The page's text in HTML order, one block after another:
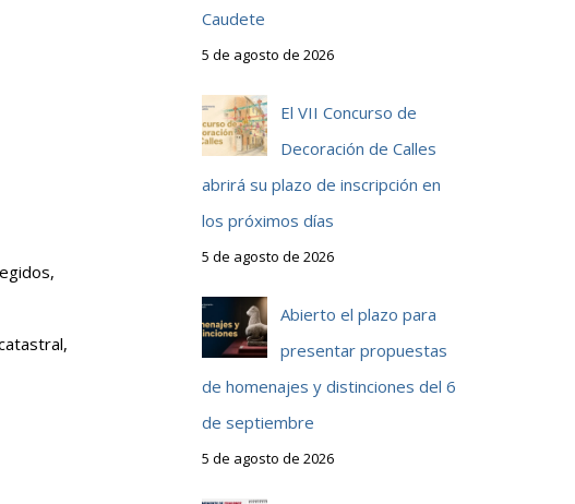
Caudete
5 de agosto de 2026
El VII Concurso de
Decoración de Calles
abrirá su plazo de inscripción en
los próximos días
5 de agosto de 2026
Abierto el plazo para
presentar propuestas
de homenajes y distinciones del 6
de septiembre
5 de agosto de 2026